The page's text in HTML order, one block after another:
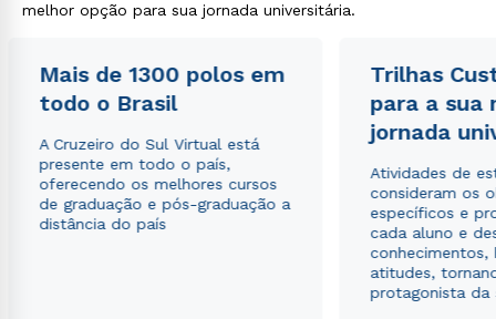
melhor opção para sua jornada universitária.
Mais de 1300 polos em
todo o Brasil
A Cruzeiro do Sul Virtual está
presente em todo o país,
oferecendo os melhores cursos
de graduação e pós-graduação a
distância do país
Trilhas
para a sua
jornada
Atividades de
consideram os
específicos e
cada aluno e
conhecimentos,
atitudes,
protagonista da